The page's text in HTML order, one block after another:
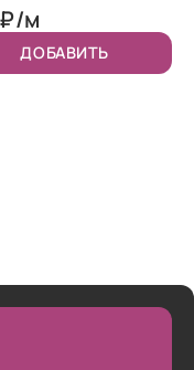
₽/м
ДОБАВИТЬ